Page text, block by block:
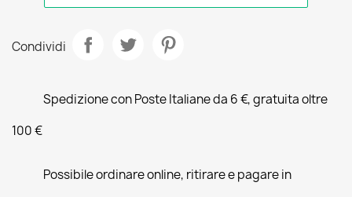
Condividi
Spedizione con Poste Italiane da 6 €, gratuita oltre
100 €
Possibile ordinare online, ritirare e pagare in